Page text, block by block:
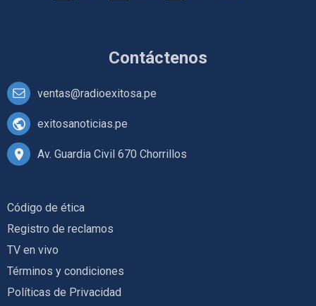
Contáctenos
ventas@radioexitosa.pe
exitosanoticias.pe
Av. Guardia Civil 670 Chorrillos
Código de ética
Registro de reclamos
TV en vivo
Términos y condiciones
Políticas de Privacidad